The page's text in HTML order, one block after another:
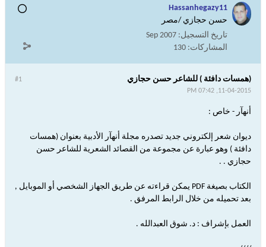
Hassanhegazy11
حسن حجازي /مصر
تاريخ التسجيل: Sep 2007
المشاركات: 130
#1 (همسات دافئة ) للشاعر حسن حجازي
11-04-2015, 07:42 PM
أنهآر - خاص :
ديوان شعر إلكتروني جديد تصدره مجلة أنهآر الأدبية بعنوان (همسات
دافئة ) وهو عبارة عن مجموعة من القصائد الشعرية للشاعر حسن
حجازي . .
الكتاب بصيغة PDF يمكن قراءته عن طريق الجهاز الشخصي أو الموبايل ,
بعد تحميله من خلال الرابط المرفق .
العمل بإشراف : د. شوق العبدالله .